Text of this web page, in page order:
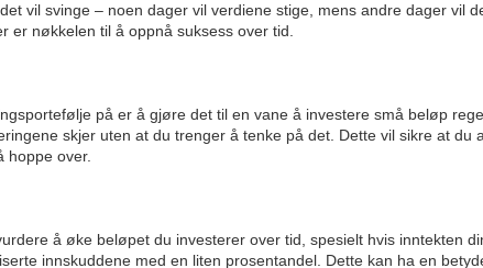
vil svinge – noen dager vil verdiene stige, mens andre dager vil
er nøkkelen til å oppnå suksess over tid.
på er å gjøre det til en vane å investere små beløp
skjer uten at du trenger å tenke på det. Dette vil sikre at du
hoppe over.
å øke beløpet du investerer over tid, spesielt hvis inntekten
innskuddene med en liten prosentandel. Dette kan ha en